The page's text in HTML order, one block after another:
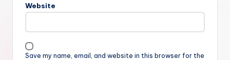
Website
Save my name, email, and website in this browser for the